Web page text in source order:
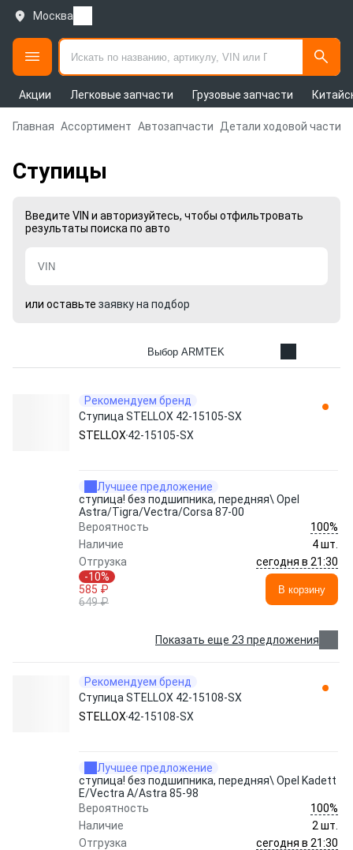
Москва
Акции Легковые запчасти Грузовые запчасти
Главная Ассортимент Автозапчасти Детали ходовой части и
Ступицы
Введите VIN и авторизуйтесь, чтобы отфильтровать
результаты поиска по авто
или оставьте заявку на подбор
Выбор ARMTEK
Рекомендуем бренд
Ступица STELLOX 42-15105-SX
STELLOX 42-15105-SX
Лучшее предложение
ступица! без подшипника, передняя\ Opel
Astra/Tigra/Vectra/Corsa 87-00
Вероятность
100%
Наличие
4 шт.
Отгрузка
сегодня в 21:30
-10%
585 ₽
649 ₽
В корзину
Показать еще 23 предложения
Рекомендуем бренд
Ступица STELLOX 42-15108-SX
STELLOX 42-15108-SX
Лучшее предложение
ступица! без подшипника, передняя\ Opel Kadett
E/Vectra A/Astra 85-98
Вероятность
100%
Наличие
2 шт.
Отгрузка
сегодня в 21:30